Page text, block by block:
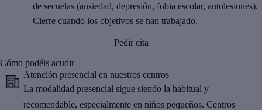
de secuelas (ansiedad, depresión, fobia escolar, autolesiones).
Cierre cuando los objetivos se han trabajado.
Pedir cita
Cómo podéis acudir
Atención presencial en nuestros centros
La modalidad presencial sigue siendo la habitual y
recomendable, especialmente en niños pequeños. Centros